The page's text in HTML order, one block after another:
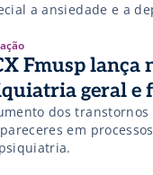
a ansiedade e a
na mortalidade
vezes mais
[…]
Fmusp lança
geral e
dos
em